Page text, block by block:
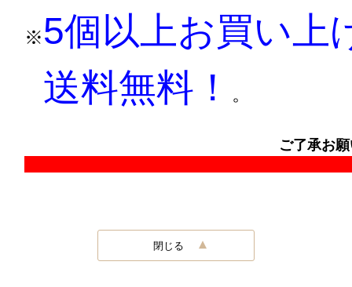
※5個以上お買い上
送料無料！
。
ご了承お願い申し上
閉じる